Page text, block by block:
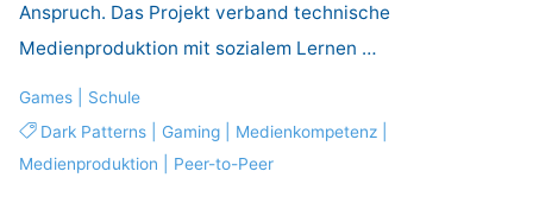
Anspruch. Das Projekt verband technische
Medienproduktion mit sozialem Lernen …
Games
Schule
Dark Patterns| Gaming| Medienkompetenz|
Medienproduktion
Peer-to-Peer